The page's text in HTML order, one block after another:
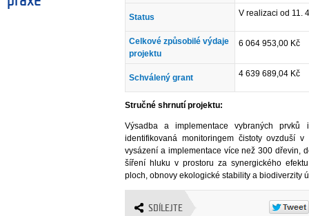
Status V realizaci od 11.
Celkové způsobilé výdaje
projektu
6 064 953,00 Kč
Schválený grant 4 639 689,04 Kč
Stručné shrnutí projektu:
Výsadba a implementace vybraných
identifikovaná monitoringem čistoty ovzduší v
vysázení a implementace více než 300 dřevin,
šíření hluku v prostoru za synergického
ploch, obnovy ekologické stability a biodiverzity
SDÍLEJTE